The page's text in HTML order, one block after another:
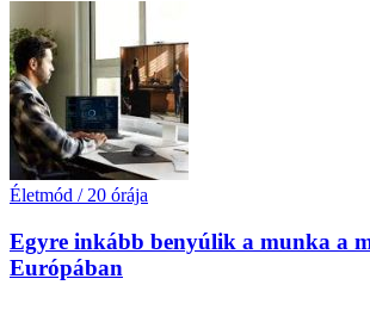
Életmód / 20 órája
Egyre inkább benyúlik a munka a
Európában